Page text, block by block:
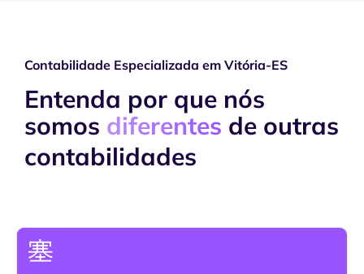
Contabilidade Especializada em Vitória-ES
Entenda por que nós
somos diferentes de outras
contabilidades